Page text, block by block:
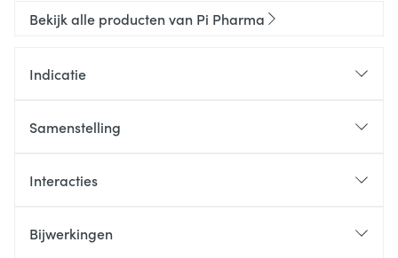
Bekijk alle producten van Pi Pharma
Indicatie
Samenstelling
Het werkzaam bestanddeel is budesonide.
Interacties
Bijwerkingen